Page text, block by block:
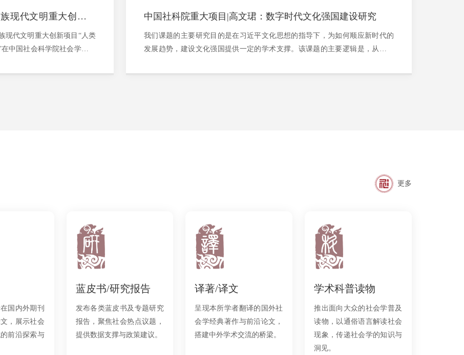
现代文明重大创新项
与践行路径研究”开题
现代文明重大创新项目“人类
中国社会科学院社会学研究
中国社科院重大项目|高文珺：数字时代文化强国建设研究
我们课题的主要研究目的是在习近平文化思想的指导下，为如何顺应新时代的
发展趋势，建设文化强国提供一定的学术支撑。该课题的主要逻辑是，从农业
巨大而深刻的影响。在数字时代背景下，个体层面，互联网和信息技术的发展
更多
国内外期刊
，展示社会
前沿探索与
蓝皮书/研究报告
发布各类蓝皮书及专题研究
报告，聚焦社会热点议题，
提供数据支撑与政策建议。
译著/译文
呈现本所学者翻译的国外社
会学经典著作与前沿论文，
搭建中外学术交流的桥梁。
学术科普读物
推出面向大众的社会学普及
读物，以通俗语言解读社会
现象，传递社会学的知识与
洞见。